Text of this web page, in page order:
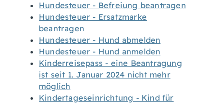
Hundesteuer - Befreiung beantragen
Hundesteuer - Ersatzmarke
beantragen
Hundesteuer - Hund abmelden
Hundesteuer - Hund anmelden
Kinderreisepass - eine Beantragung
ist seit 1. Januar 2024 nicht mehr
möglich
Kindertageseinrichtung - Kind für